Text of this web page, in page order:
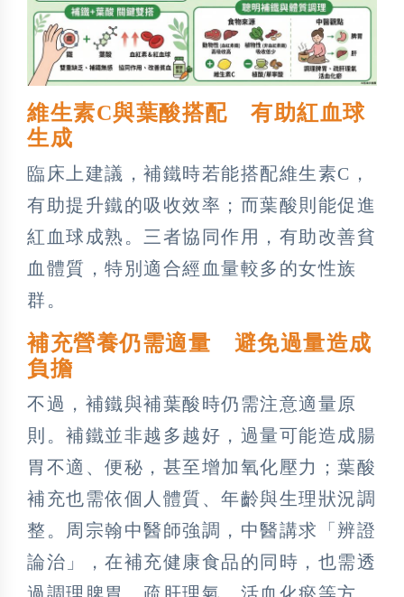
維生素C與葉酸搭配 有助紅血球
生成
臨床上建議，補鐵時若能搭配維生素C，
有助提升鐵的吸收效率；而葉酸則能促進
紅血球成熟。三者協同作用，有助改善貧
血體質，特別適合經血量較多的女性族
群。
補充營養仍需適量 避免過量造成
負擔
不過，補鐵與補葉酸時仍需注意適量原
則。補鐵並非越多越好，過量可能造成腸
胃不適、便秘，甚至增加氧化壓力；葉酸
補充也需依個人體質、年齡與生理狀況調
整。周宗翰中醫師強調，中醫講求「辨證
論治」，在補充健康食品的同時，也需透